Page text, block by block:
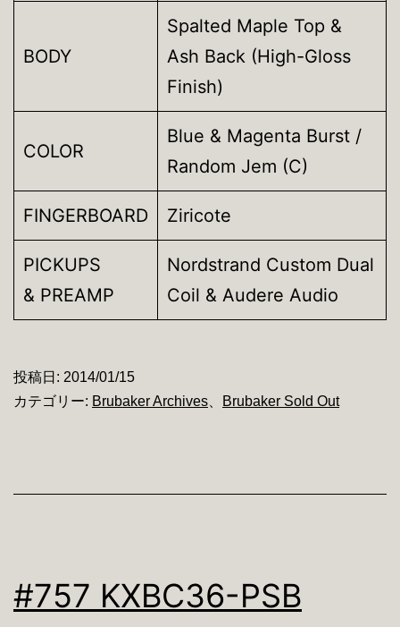
BODY
Spalted Maple Top &
Ash Back (High-Gloss
Finish)
COLOR
Blue & Magenta Burst /
Random Jem (C)
FINGERBOARD Ziricote
PICKUPS
& PREAMP
Nordstrand Custom Dual
Coil & Audere Audio
投稿日: 2014/01/15
カテゴリー: Brubaker Archives Brubaker Sold Out
#757 KXBC36-PSB